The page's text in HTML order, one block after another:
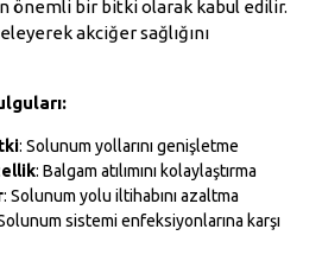
önemli bir bitki olarak kabul edilir.
akciğer sağlığını
: Solunum yollarını genişletme
: Balgam atılımını kolaylaştırma
: Solunum yolu iltihabını azaltma
sistemi enfeksiyonlarına karşı